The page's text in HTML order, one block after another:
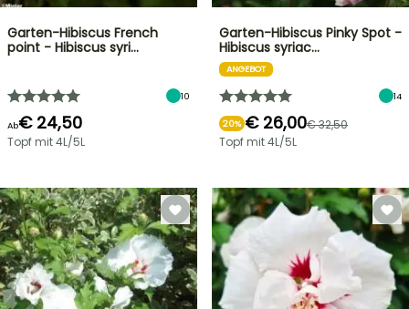
Garten-Hibiscus French
point - Hibiscus syri…
10
Ab€ 24,50
Topf mit 4L/5L
Garten-Hibiscus Pinky Spot -
Hibiscus syriac…
ANGEBOT
14
20% € 26,00€ 32,50
Topf mit 4L/5L